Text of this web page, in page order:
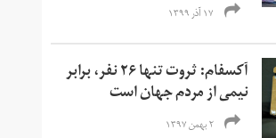
۱۷ آذر ۱۳۹۹
آکسفام: ثروت تنها ۲۶ نفر، برابر
نیمی از مردم جهان است
۲ بهمن ۱۳۹۷